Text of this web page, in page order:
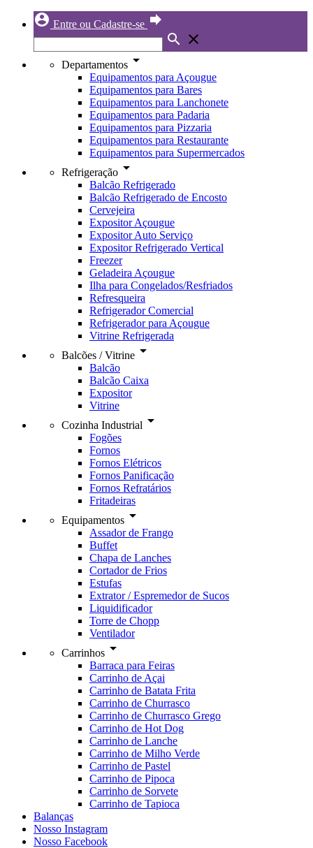
account_circle Entre ou Cadastre-se forward
search close
Departamentos arrow_drop_down
Equipamentos para Açougue
Equipamentos para Bares
Equipamentos para Lanchonete
Equipamentos para Padaria
Equipamentos para Pizzaria
Equipamentos para Restaurante
Equipamentos para Supermercados
Refrigeração arrow_drop_down
Balcão Refrigerado
Balcão Refrigerado de Encosto
Cervejeira
Expositor Açougue
Expositor Auto Serviço
Expositor Refrigerado Vertical
Freezer
Geladeira Açougue
Ilha para Congelados/Resfriados
Refresqueira
Refrigerador Comercial
Refrigerador para Açougue
Vitrine Refrigerada
Balcões / Vitrine arrow_drop_down
Balcão
Balcão Caixa
Expositor
Vitrine
Cozinha Industrial arrow_drop_down
Fogões
Fornos
Fornos Elétricos
Fornos Panificação
Fornos Refratários
Fritadeiras
Equipamentos arrow_drop_down
Assador de Frango
Buffet
Chapa de Lanches
Cortador de Frios
Estufas
Extrator / Espremedor de Sucos
Liquidificador
Torre de Chopp
Ventilador
Carrinhos arrow_drop_down
Barraca para Feiras
Carrinho de Açai
Carrinho de Batata Frita
Carrinho de Churrasco
Carrinho de Churrasco Grego
Carrinho de Hot Dog
Carrinho de Lanche
Carrinho de Milho Verde
Carrinho de Pastel
Carrinho de Pipoca
Carrinho de Sorvete
Carrinho de Tapioca
Balanças
Nosso Instagram
Nosso Facebook